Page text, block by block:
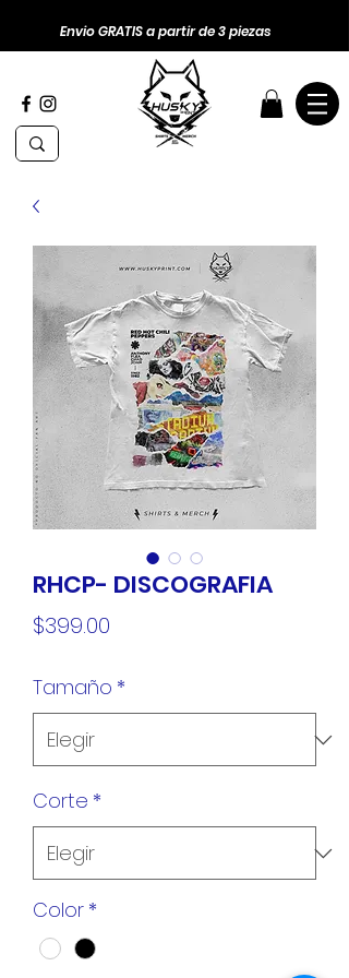
Envio GRATIS a partir de 3 piezas
RHCP- DISCOGRAFIA
$399.00
Tamaño *
Corte *
Color *